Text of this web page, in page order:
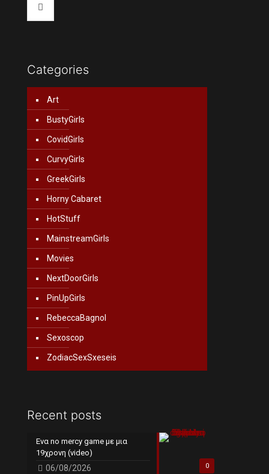
Categories
Art
BustyGirls
CovidGirls
CurvyGirls
GreekGirls
Horny Cabaret
HotStuff
MainstreamGirls
Movies
NextDoorGirls
PinUpGirls
RebeccaBagnol
Sexoscop
ZodiacSexSxeseis
Recent posts
0
Ενα no mercy game με μια
19χρονη (video)
06/08/2026